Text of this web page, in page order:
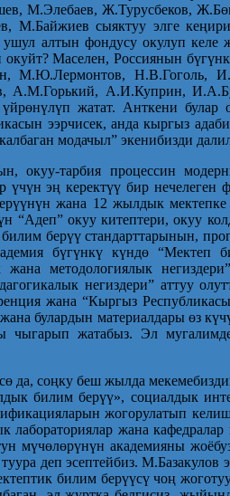
М.Элебаев, Ж.Турусбеков,
сыяктуу элге
алтын фондусу окулуп
Маселен, Россиянын
Н.В.Гоголь,
А.И.Куприн,
жатат. Анткени
ээрчисек, анда кыргыз
модачыл” экенибизди
окуу-тарбия процессин
эң керектүү бир
жана 12 жылдык
“Адеп” окуу китептери,
берүү стандарттарынын,
бүгүнкү күндө “Мектеп
методологиялык
негиздери” аттуу
жана “Кыргыз
булар­дын материалдары өз
жатабыз. Эл
да, соңку беш жылда
билим берүү», социалдык
жогорулатып
жана
мүчөлөрүнүн академияны
деп эсептейбиз.
билим берүүсү чоң